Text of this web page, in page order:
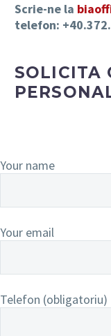
Scrie-ne la
telefon:
SOLICITA
Your name
Your email
Telefon (obligatoriu)